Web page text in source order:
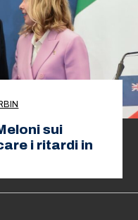
sui
i ritardi in